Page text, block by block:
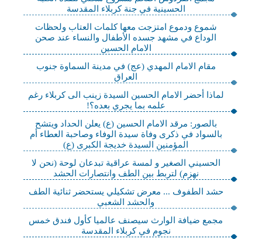
الحسينية في جنة كربلاء المقدسة
شموع ودموع امتزجت معها كلمات العتاب ولحظات
الوداع في مشهد جسده الأطفال والنساء عند صحن
الامام الحسين
مقام الامام المهدي (عج) في مدينة السماوة جنوب
العراق
لماذا أحضر الامام الحسين السيدة زينب الى كربلاء رغم
علمه بما يجري بعده؟!
بالصور: مرقد الامام الحسين (ع) يعلن الحداد ويتشح
بالسواد في ذكرى وفاة سيدة الوفاء وصاحبة العطاء أم
المؤمنين السيدة خديجة الكبرى (ع)
الحسيني الصغير و لمسة عراقية تبدعان لوحة (نحن لا
نهزم) لتربط بين الطف وانتصارات الحشد
حشد الطفوف ... معرض تشكيلي يستحضر ثنائية الطف
والحشد الشعبي
مجمع ضيافة الوارث سيصنف عالميا كأول فندق خمس
نجوم في كربلاء المقدسة